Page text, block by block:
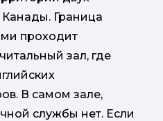
Граница
проходит
зал, где
В самом зале,
службы нет. Если